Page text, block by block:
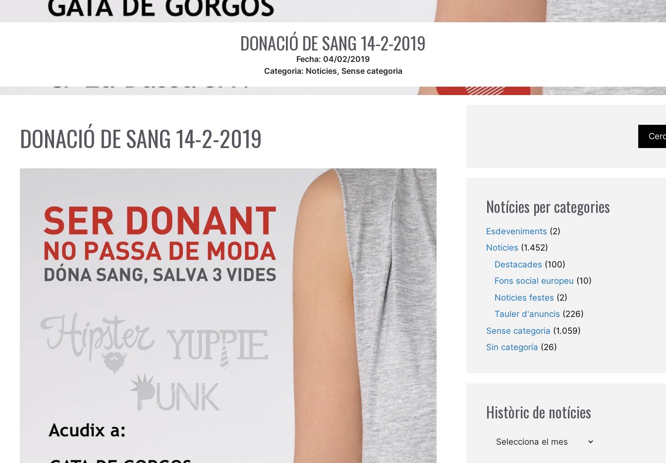
DONACIÓ DE SANG 14-2-2019
Fecha: 04/02/2019
Categoria: Noticies, Sense categoria
DONACIÓ DE SANG 14-2-2019
Notícies per categories
Esdeveniments (2)
Noticies (1.452)
Destacades (100)
Fons social europeu (10)
Noticies festes (2)
Tauler d'anuncis (226)
Sense categoria (1.059)
Sin categoría (26)
Històric de notícies
Arxius